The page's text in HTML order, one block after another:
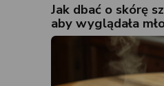
Jak dbać o skórę
aby wyglądała